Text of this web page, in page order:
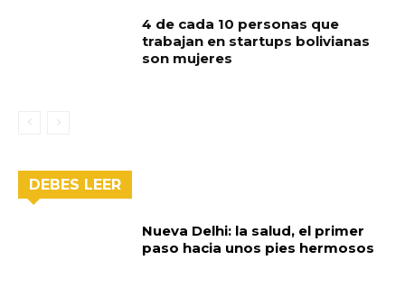
4 de cada 10 personas que
trabajan en startups bolivianas
son mujeres
DEBES LEER
Nueva Delhi: la salud, el primer
paso hacia unos pies hermosos